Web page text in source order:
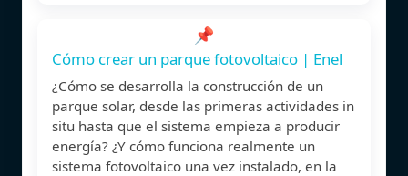
📌
Cómo crear un parque fotovoltaico | Enel
¿Cómo se desarrolla la construcción de un
parque solar, desde las primeras actividades in
situ hasta que el sistema empieza a producir
energía? ¿Y cómo funciona realmente un
sistema fotovoltaico una vez instalado, en la